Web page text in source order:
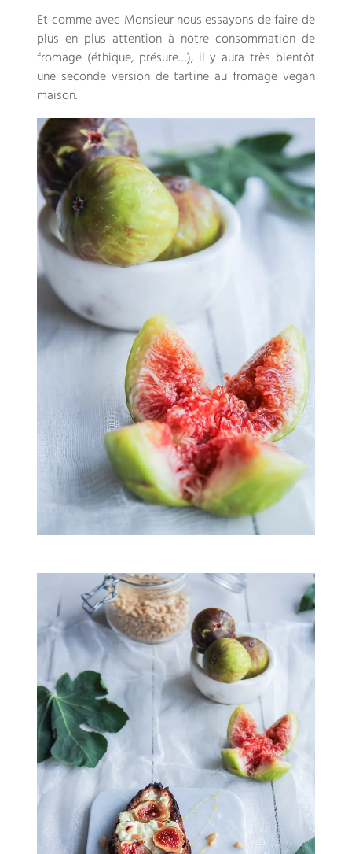
Et comme avec Monsieur nous essayons de faire de
plus en plus attention à notre consommation de
fromage (éthique, présure…), il y aura très bientôt
une seconde version de tartine au fromage vegan
maison.